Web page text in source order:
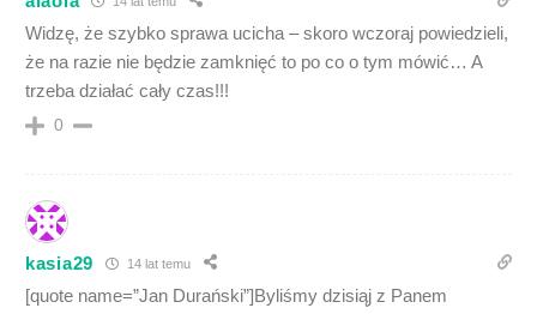
Widzę, że szybko sprawa ucicha – skoro wczoraj powiedzieli,
że na razie nie będzie zamknięć to po co o tym mówić… A
trzeba działać cały czas!!!
0
kasia29 14 lat temu
[quote name=”Jan Durański”]Byliśmy dzisiąj z Panem